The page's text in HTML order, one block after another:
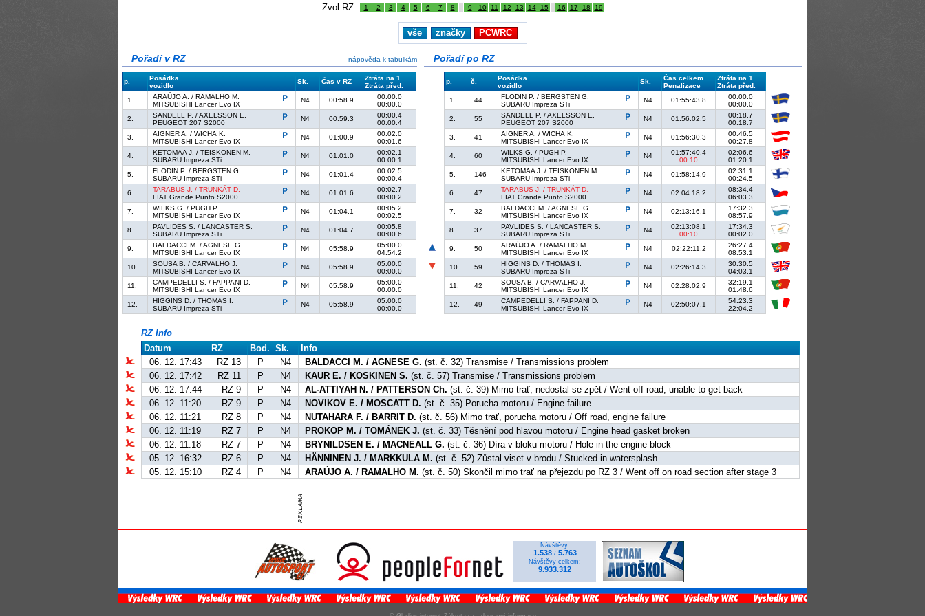
Zvol RZ: 1 2 3 4 5 6 7 8 9 10 11 12 13 14 15 16 17 18 19
vše značky PCWRC
Pořadí v RZ nápověda k tabulkám
p.
Posádka
vozidlo
Sk. Čas v RZ
Ztráta na 1.
Ztráta před.
1.
ARAÚJO A. / RAMALHO M.
MITSUBISHI Lancer Evo IX
N4 00:58.9
00:00.0
00:00.0
2.
SANDELL P. / AXELSSON E.
PEUGEOT 207 S2000
N4 00:59.3
00:00.4
00:00.4
3.
AIGNER A. / WICHA K.
MITSUBISHI Lancer Evo IX
N4 01:00.9
00:02.0
00:01.6
4.
KETOMAA J. / TEISKONEN M.
SUBARU Impreza STi
N4 01:01.0
00:02.1
00:00.1
5.
FLODIN P. / BERGSTEN G.
SUBARU Impreza STi
N4 01:01.4
00:02.5
00:00.4
6.
TARABUS J. / TRUNKÁT D.
FIAT Grande Punto S2000
N4 01:01.6
00:02.7
00:00.2
7.
WILKS G. / PUGH P.
MITSUBISHI Lancer Evo IX
N4 01:04.1
00:05.2
00:02.5
8.
PAVLIDES S. / LANCASTER S.
SUBARU Impreza STi
N4 01:04.7
00:05.8
00:00.6
9.
BALDACCI M. / AGNESE G.
MITSUBISHI Lancer Evo IX
N4 05:58.9
05:00.0
04:54.2
10.
SOUSA B. / CARVALHO J.
MITSUBISHI Lancer Evo IX
N4 05:58.9
05:00.0
00:00.0
11.
CAMPEDELLI S. / FAPPANI D.
MITSUBISHI Lancer Evo IX
N4 05:58.9
05:00.0
00:00.0
12.
HIGGINS D. / THOMAS I.
SUBARU Impreza STi
N4 05:58.9
05:00.0
00:00.0
Pořadí po RZ
p. č.
Posádka
vozidlo
Sk.
Čas celkem
Penalizace
Ztráta na 1.
Ztráta před.
1.
44
FLODIN P. / BERGSTEN G.
SUBARU Impreza STi
N4 01:55:43.8
00:00.0
00:00.0
2.
55
SANDELL P. / AXELSSON E.
PEUGEOT 207 S2000
N4 01:56:02.5
00:18.7
00:18.7
3.
41
AIGNER A. / WICHA K.
MITSUBISHI Lancer Evo IX
N4 01:56:30.3
00:46.5
00:27.8
4.
60
WILKS G. / PUGH P.
MITSUBISHI Lancer Evo IX
N4
01:57:40.4
00:10
02:06.6
01:20.1
5.
146
KETOMAA J. / TEISKONEN M.
SUBARU Impreza STi
N4 01:58:14.9
02:31.1
00:24.5
6.
47
TARABUS J. / TRUNKÁT D.
FIAT Grande Punto S2000
N4 02:04:18.2
08:34.4
06:03.3
7.
32
BALDACCI M. / AGNESE G.
MITSUBISHI Lancer Evo IX
N4 02:13:16.1
17:32.3
08:57.9
8.
37
PAVLIDES S. / LANCASTER S.
SUBARU Impreza STi
N4
02:13:08.1
00:10
17:34.3
00:02.0
9.
50
ARAÚJO A. / RAMALHO M.
MITSUBISHI Lancer Evo IX
N4 02:22:11.2
26:27.4
08:53.1
10.
59
HIGGINS D. / THOMAS I.
SUBARU Impreza STi
N4 02:26:14.3
30:30.5
04:03.1
11.
42
SOUSA B. / CARVALHO J.
MITSUBISHI Lancer Evo IX
N4 02:28:02.9
32:19.1
01:48.6
12.
49
CAMPEDELLI S. / FAPPANI D.
MITSUBISHI Lancer Evo IX
N4 02:50:07.1
54:23.3
22:04.2
RZ Info
Datum
RZ Bod. Sk.
Info
06. 12. 17:43
RZ 13 P N4 BALDACCI M. / AGNESE G. (st. č. 32) Transmise / Transmissions problem
06. 12. 17:42
RZ 11 P N4 KAUR E. / KOSKINEN S. (st. č. 57) Transmise / Transmissions problem
06. 12. 17:44
RZ 9 P N4 AL-ATTIYAH N. / PATTERSON Ch. (st. č. 39) Mimo trať, nedostal se zpět / Went off road, unable to get back
06. 12. 11:20
RZ 9 P N4 NOVIKOV E. / MOSCATT D. (st. č. 35) Porucha motoru / Engine failure
06. 12. 11:21
RZ 8 P N4 NUTAHARA F. / BARRIT D. (st. č. 56) Mimo trať, porucha motoru / Off road, engine failure
06. 12. 11:19
RZ 7 P N4 PROKOP M. / TOMÁNEK J. (st. č. 33) Těsnění pod hlavou motoru / Engine head gasket broken
06. 12. 11:18
RZ 7 P N4 BRYNILDSEN E. / MACNEALL G. (st. č. 36) Díra v bloku motoru / Hole in the engine block
05. 12. 16:32
RZ 6 P N4 HÄNNINEN J. / MARKKULA M. (st. č. 52) Zůstal viset v brodu / Stucked in watersplash
05. 12. 15:10
RZ 4 P N4 ARAÚJO A. / RAMALHO M. (st. č. 50) Skončil mimo trať na přejezdu po RZ 3 / Went off on road section after stage 3
Návštěvy:
1.538/ 5.763
Návštěvy celkem:
9.933.312